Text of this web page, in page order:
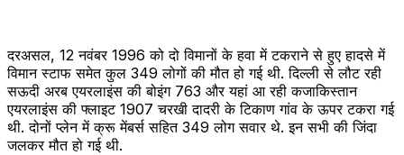
दरअसल, 12 नवंबर 1996 को दो विमानों के हवा में टकराने से हुए हादसे में
विमान स्टाफ समेत कुल 349 लोगों की मौत हो गई थी. दिल्ली से लौट रही
सऊदी अरब एयरलाइंस की बोइंग 763 और यहां आ रही कजाकिस्तान
एयरलाइंस की फ्लाइट 1907 चरखी दादरी के टिकाण गांव के ऊपर टकरा गई
थी. दोनों प्लेन में क्रू मेंबर्स सहित 349 लोग सवार थे. इन सभी की जिंदा
जलकर मौत हो गई थी.